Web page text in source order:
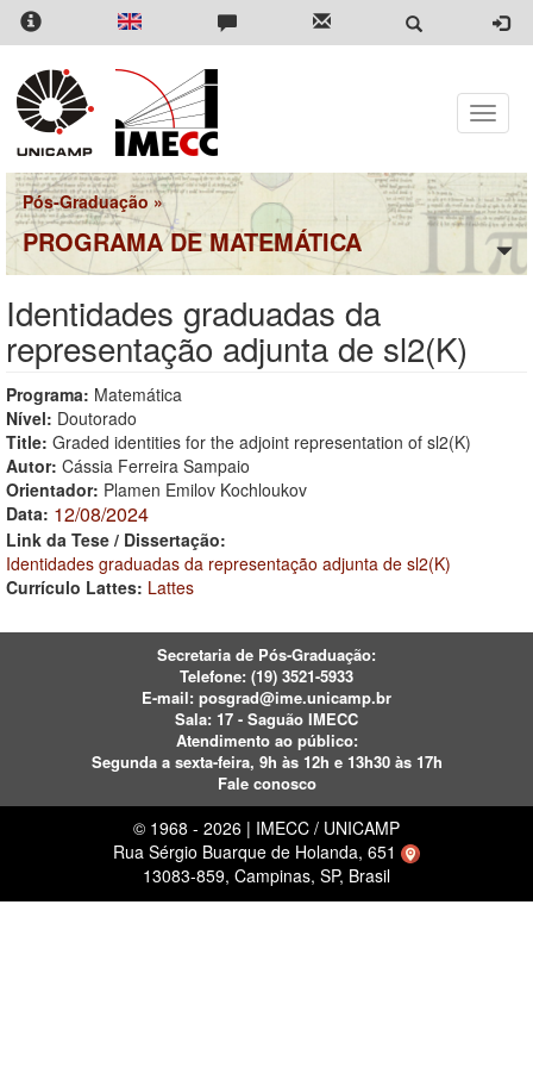
Pular
para
conteúdo
principal
Toggle
Pós-Graduação »
PROGRAMA DE MATEMÁTICA
Identidades graduadas da
representação adjunta de sl2(K)
Programa: Matemática
Nível: Doutorado
Title: Graded identities for the adjoint representation of sl2(K)
Autor: Cássia Ferreira Sampaio
Orientador: Plamen Emilov Kochloukov
Data: 12/08/2024
Link da Tese / Dissertação:
Identidades graduadas da representação adjunta de sl2(K)
Currículo Lattes: Lattes
Secretaria de Pós-Graduação:
Telefone: (19) 3521-5933
E-mail: posgrad@ime.unicamp.br
Sala: 17 - Saguão IMECC
Atendimento ao público:
Segunda a sexta-feira, 9h às 12h e 13h30 às 17h
Fale conosco
© 1968 - 2026 | IMECC / UNICAMP
Rua Sérgio Buarque de Holanda, 651
13083-859, Campinas, SP, Brasil